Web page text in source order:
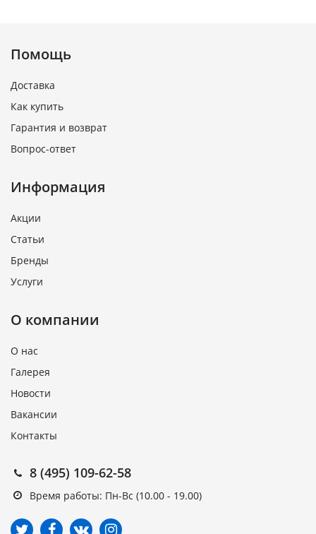
Помощь
Доставка
Как купить
Гарантия и возврат
Вопрос-ответ
Информация
Акции
Статьи
Бренды
Услуги
О компании
О нас
Галерея
Новости
Вакансии
Контакты
8 (495) 109-62-58
Время работы: Пн-Вс (10.00 - 19.00)